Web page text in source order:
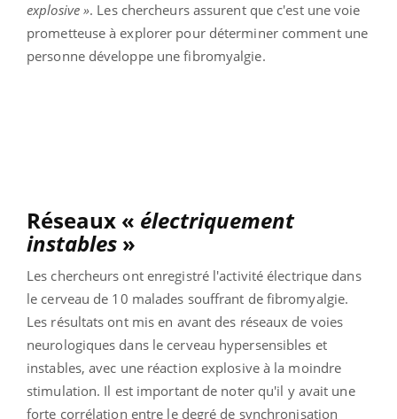
explosive ». Les chercheurs assurent que c'est une voie
prometteuse à explorer pour déterminer comment une
personne développe une fibromyalgie.
Réseaux « électriquement
instables »
Les chercheurs ont enregistré l'activité électrique dans
le cerveau de 10 malades souffrant de fibromyalgie.
Les résultats ont mis en avant des réseaux de voies
neurologiques dans le cerveau hypersensibles et
instables, avec une réaction explosive à la moindre
stimulation. Il est important de noter qu'il y avait une
forte corrélation entre le degré de synchronisation